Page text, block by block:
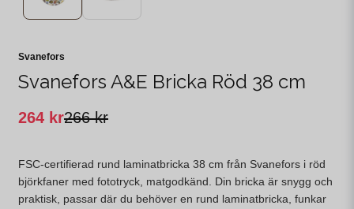
Svanefors
Svanefors A&E Bricka Röd 38 cm
266 kr
264 kr
FSC-certifierad rund laminatbricka 38 cm från Svanefors i röd
björkfaner med fototryck, matgodkänd. Din bricka är snygg och
praktisk, passar där du behöver en rund laminatbricka, funkar